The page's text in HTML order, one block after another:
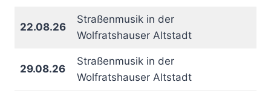
22.08.26
Straßenmusik in der
Wolfratshauser Altstadt
29.08.26
Straßenmusik in der
Wolfratshauser Altstadt